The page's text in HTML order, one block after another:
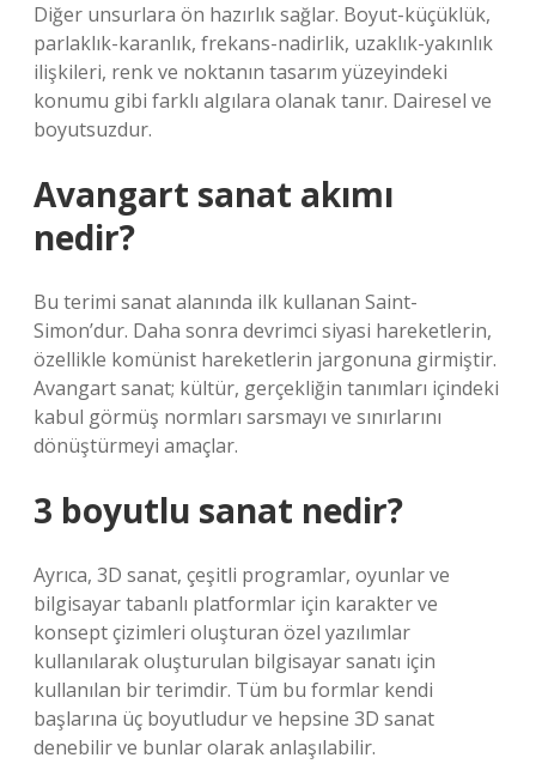
Diğer unsurlara ön hazırlık sağlar. Boyut-küçüklük,
parlaklık-karanlık, frekans-nadirlik, uzaklık-yakınlık
ilişkileri, renk ve noktanın tasarım yüzeyindeki
konumu gibi farklı algılara olanak tanır. Dairesel ve
boyutsuzdur.
Avangart sanat akımı
nedir?
Bu terimi sanat alanında ilk kullanan Saint-
Simon’dur. Daha sonra devrimci siyasi hareketlerin,
özellikle komünist hareketlerin jargonuna girmiştir.
Avangart sanat; kültür, gerçekliğin tanımları içindeki
kabul görmüş normları sarsmayı ve sınırlarını
dönüştürmeyi amaçlar.
3 boyutlu sanat nedir?
Ayrıca, 3D sanat, çeşitli programlar, oyunlar ve
bilgisayar tabanlı platformlar için karakter ve
konsept çizimleri oluşturan özel yazılımlar
kullanılarak oluşturulan bilgisayar sanatı için
kullanılan bir terimdir. Tüm bu formlar kendi
başlarına üç boyutludur ve hepsine 3D sanat
denebilir ve bunlar olarak anlaşılabilir.